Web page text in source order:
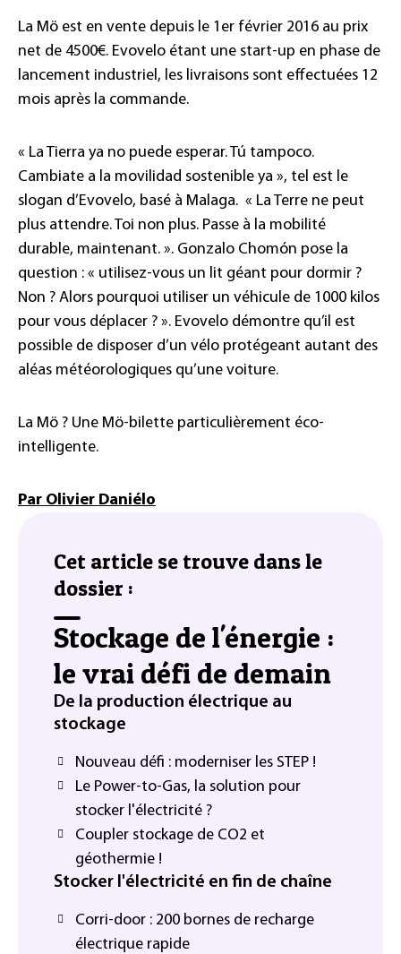
La Mö est en vente depuis le 1er février 2016 au prix
net de 4500€. Evovelo étant une start-up en phase de
lancement industriel, les livraisons sont effectuées 12
mois après la commande.
« La Tierra ya no puede esperar. Tú tampoco.
Cambiate a la movilidad sostenible ya », tel est le
slogan d’Evovelo, basé à Malaga. « La Terre ne peut
plus attendre. Toi non plus. Passe à la mobilité
durable, maintenant. ». Gonzalo Chomón pose la
question : « utilisez-vous un lit géant pour dormir ?
Non ? Alors pourquoi utiliser un véhicule de 1000 kilos
pour vous déplacer ? ». Evovelo démontre qu’il est
possible de disposer d’un vélo protégeant autant des
aléas météorologiques qu’une voiture.
La Mö ? Une Mö-bilette particulièrement éco-
intelligente.
Par Olivier Daniélo
Cet article se trouve dans le
dossier :
Stockage de l'énergie :
le vrai défi de demain
De la production électrique au
stockage
Nouveau défi : moderniser les STEP !
Le Power-to-Gas, la solution pour
stocker l'électricité ?
Coupler stockage de CO2 et
géothermie !
Stocker l'électricité en fin de chaîne
Corri-door : 200 bornes de recharge
électrique rapide